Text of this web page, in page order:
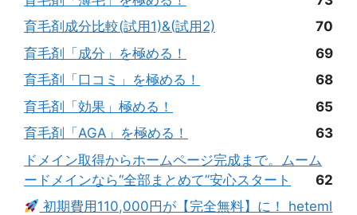
育毛剤成分比較(試用1)&(試用2)
70
育毛剤「成分」を極める！
69
育毛剤「口コミ」を極める！
68
育毛剤「効果」極める！
65
育毛剤「AGA」を極める！
63
ドメイン取得からホームページ完成まで。ムーム
ードメインなら“全部まとめて”安心スタート
62
初期費用110,000円が【完全無料】に！ heteml